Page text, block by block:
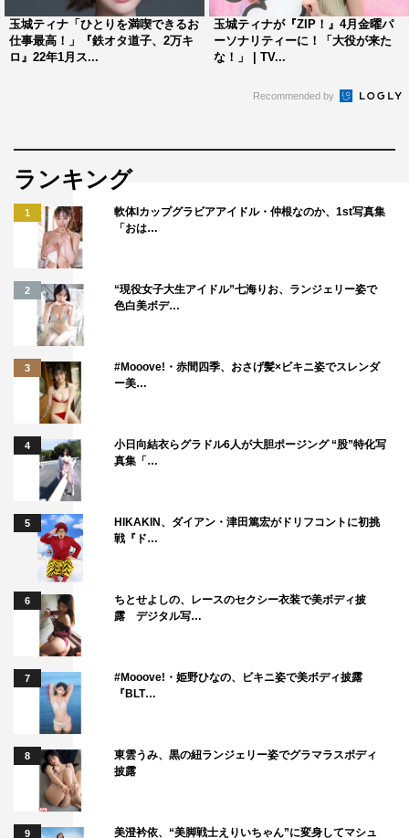
くと知っている状態で、人が極限の状態になったときにど
ういう行動をとるのかという、人間ドラマの側面も併せ持
すし、ミステリーとしても想像しがいのある作品だと思う
ます」とPRした。
『そして、ユリコは一人になった』
カンテレ（関西ローカル）
3月5日（木）スタート
毎週木曜 深0時25分～0時55分
※初回のみ、深0時26分よりスタート
出演：玉城ティナ、岡本夏美、小越勇輝、紺野彩夏、柴田
杏花、森迫永依、天野はな、大原梓、中尾有伽、野々村は
なの、小平大智、平岡祐太
玉城ティナ
玉城ティナ「ひとりを満喫できるお
仕事最高！」『鉄オタ道子、2万キ
ロ』22年1月ス...
玉城ティナが『ZIP！』4月金曜パ
ーソナリティーに！「大役が来た
な！」 | TV...
Recommended by
ランキング
1
軟体Iカップグラビアアイドル・仲根なのか、1st写真集
「おは…
2
“現役女子大生アイドル”七海りお、ランジェリー姿で
色白美ボデ…
3
#Mooove!・赤間四季、おさげ髪×ビキニ姿でスレンダ
ー美…
4
小日向結衣らグラドル6人が大胆ポージング “股”特化写
真集「…
5
HIKAKIN、ダイアン・津田篤宏がドリフコントに初挑
戦『ド…
6
ちとせよしの、レースのセクシー衣装で美ボディ披
露 デジタル写…
7
#Mooove!・姫野ひなの、ビキニ姿で美ボディ披露
『BLT…
8
東雲うみ、黒の紐ランジェリー姿でグラマラスボディ
披露
9 美澄衿依、“美脚戦士えりいちゃん”に変身してマシュ